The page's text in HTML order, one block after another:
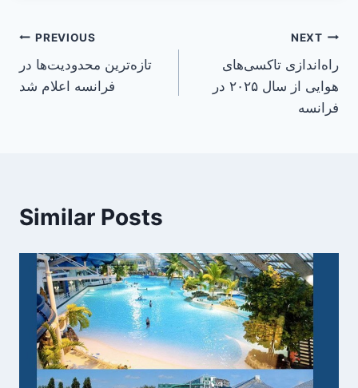
Post
navigation
PREVIOUS
تازه‌ترین محدودیت‌ها در
فرانسه اعلام شد
NEXT
راه‌اندازی تاکسی‌های
هوایی از سال ۲۰۲۵ در
فرانسه
Similar Posts